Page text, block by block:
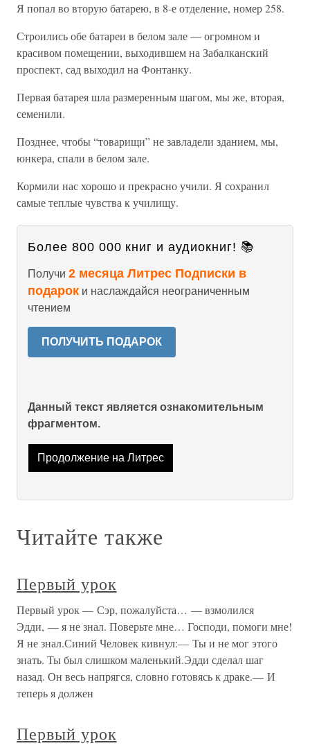
Я попал во вторую батарею, в 8-е отделение, номер 258.
Строились обе батареи в белом зале — огромном и
красивом помещении, выходившем на Забалканский
проспект, сад выходил на Фонтанку.
Первая батарея шла размеренным шагом, мы же, вторая,
семенили.
Позднее, чтобы “товарищи” не завладели зданием, мы,
юнкера, спали в белом зале.
Кормили нас хорошо и прекрасно учили. Я сохранил
самые теплые чувства к училищу.
Более 800 000 книг и аудиокниг! 📚
Получи 2 месяца Литрес Подписки в
подарок и наслаждайся неограниченным
чтением
ПОЛУЧИТЬ ПОДАРОК
Данный текст является ознакомительным
фрагментом.
Продолжение на Литрес
Читайте также
Первый урок
Первый урок — Сэр, пожалуйста… — взмолился
Эдди, — я не знал. Поверьте мне… Господи, помоги мне!
Я не знал.Синий Человек кивнул:— Ты и не мог этого
знать. Ты был слишком маленький.Эдди сделал шаг
назад. Он весь напрягся, словно готовясь к драке.— И
теперь я должен
Первый урок